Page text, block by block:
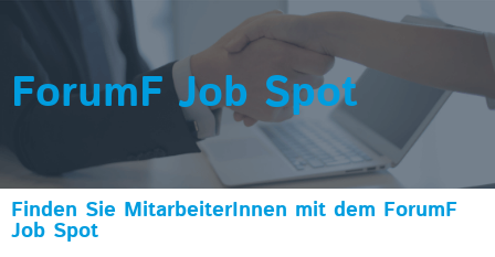
ForumF Job Spot
Finden Sie MitarbeiterInnen mit dem ForumF
Job Spot